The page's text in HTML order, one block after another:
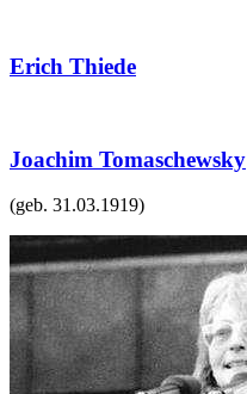
Erich Thiede
Joachim Tomaschewsky
(geb. 31.03.1919)